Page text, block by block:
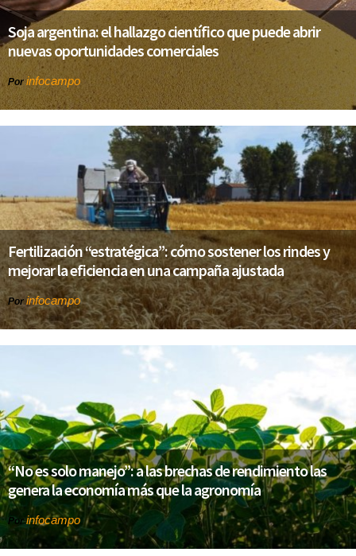
Soja argentina: el hallazgo científico que puede abrir
nuevas oportunidades comerciales
Porinfocampo
Fertilización “estratégica”: cómo sostener los rindes y
mejorar la eficiencia en una campaña ajustada
Por infocampo
“No es solo manejo”: a las brechas de rendimiento las
genera la economía más que la agronomía
Porinfocampo